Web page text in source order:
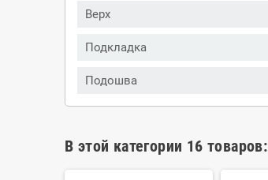
Верх
Подкладка
Подошва
В этой категории 16 товаров: